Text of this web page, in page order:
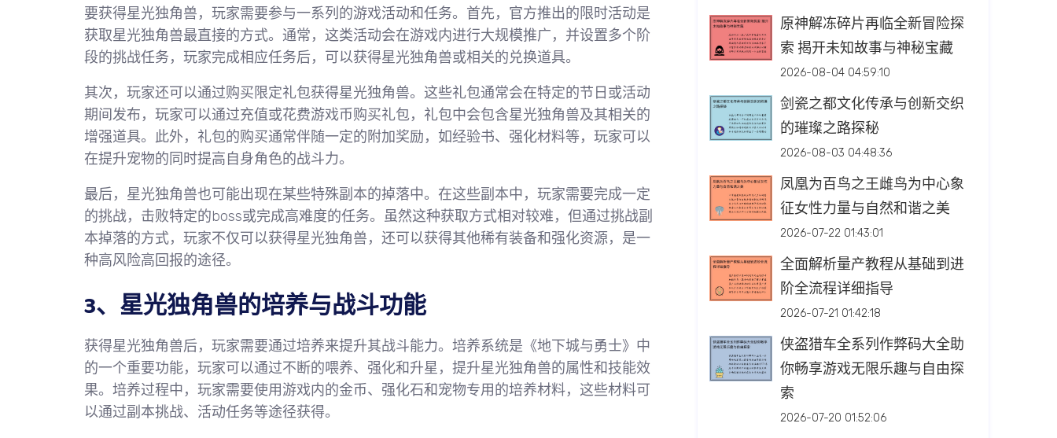
要获得星光独角兽，玩家需要参与一系列的游戏活动和任务。首先，官方推出的限时活动是
获取星光独角兽最直接的方式。通常，这类活动会在游戏内进行大规模推广，并设置多个阶
段的挑战任务，玩家完成相应任务后，可以获得星光独角兽或相关的兑换道具。
其次，玩家还可以通过购买限定礼包获得星光独角兽。这些礼包通常会在特定的节日或活动
期间发布，玩家可以通过充值或花费游戏币购买礼包，礼包中会包含星光独角兽及其相关的
增强道具。此外，礼包的购买通常伴随一定的附加奖励，如经验书、强化材料等，玩家可以
在提升宠物的同时提高自身角色的战斗力。
最后，星光独角兽也可能出现在某些特殊副本的掉落中。在这些副本中，玩家需要完成一定
的挑战，击败特定的boss或完成高难度的任务。虽然这种获取方式相对较难，但通过挑战副
本掉落的方式，玩家不仅可以获得星光独角兽，还可以获得其他稀有装备和强化资源，是一
种高风险高回报的途径。
3、星光独角兽的培养与战斗功能
获得星光独角兽后，玩家需要通过培养来提升其战斗能力。培养系统是《地下城与勇士》中
的一个重要功能，玩家可以通过不断的喂养、强化和升星，提升星光独角兽的属性和技能效
果。培养过程中，玩家需要使用游戏内的金币、强化石和宠物专用的培养材料，这些材料可
以通过副本挑战、活动任务等途径获得。
原神解冻碎片再临全新冒险探
索 揭开未知故事与神秘宝藏
2026-08-04 04:59:10
剑瓷之都文化传承与创新交织
的璀璨之路探秘
2026-08-03 04:48:36
凤凰为百鸟之王雌鸟为中心象
征女性力量与自然和谐之美
2026-07-22 01:43:01
全面解析量产教程从基础到进
阶全流程详细指导
2026-07-21 01:42:18
侠盗猎车全系列作弊码大全助
你畅享游戏无限乐趣与自由探
索
2026-07-20 01:52:06